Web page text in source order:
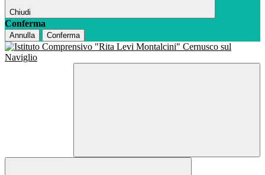
Chiudi
Conferma
Annulla Conferma